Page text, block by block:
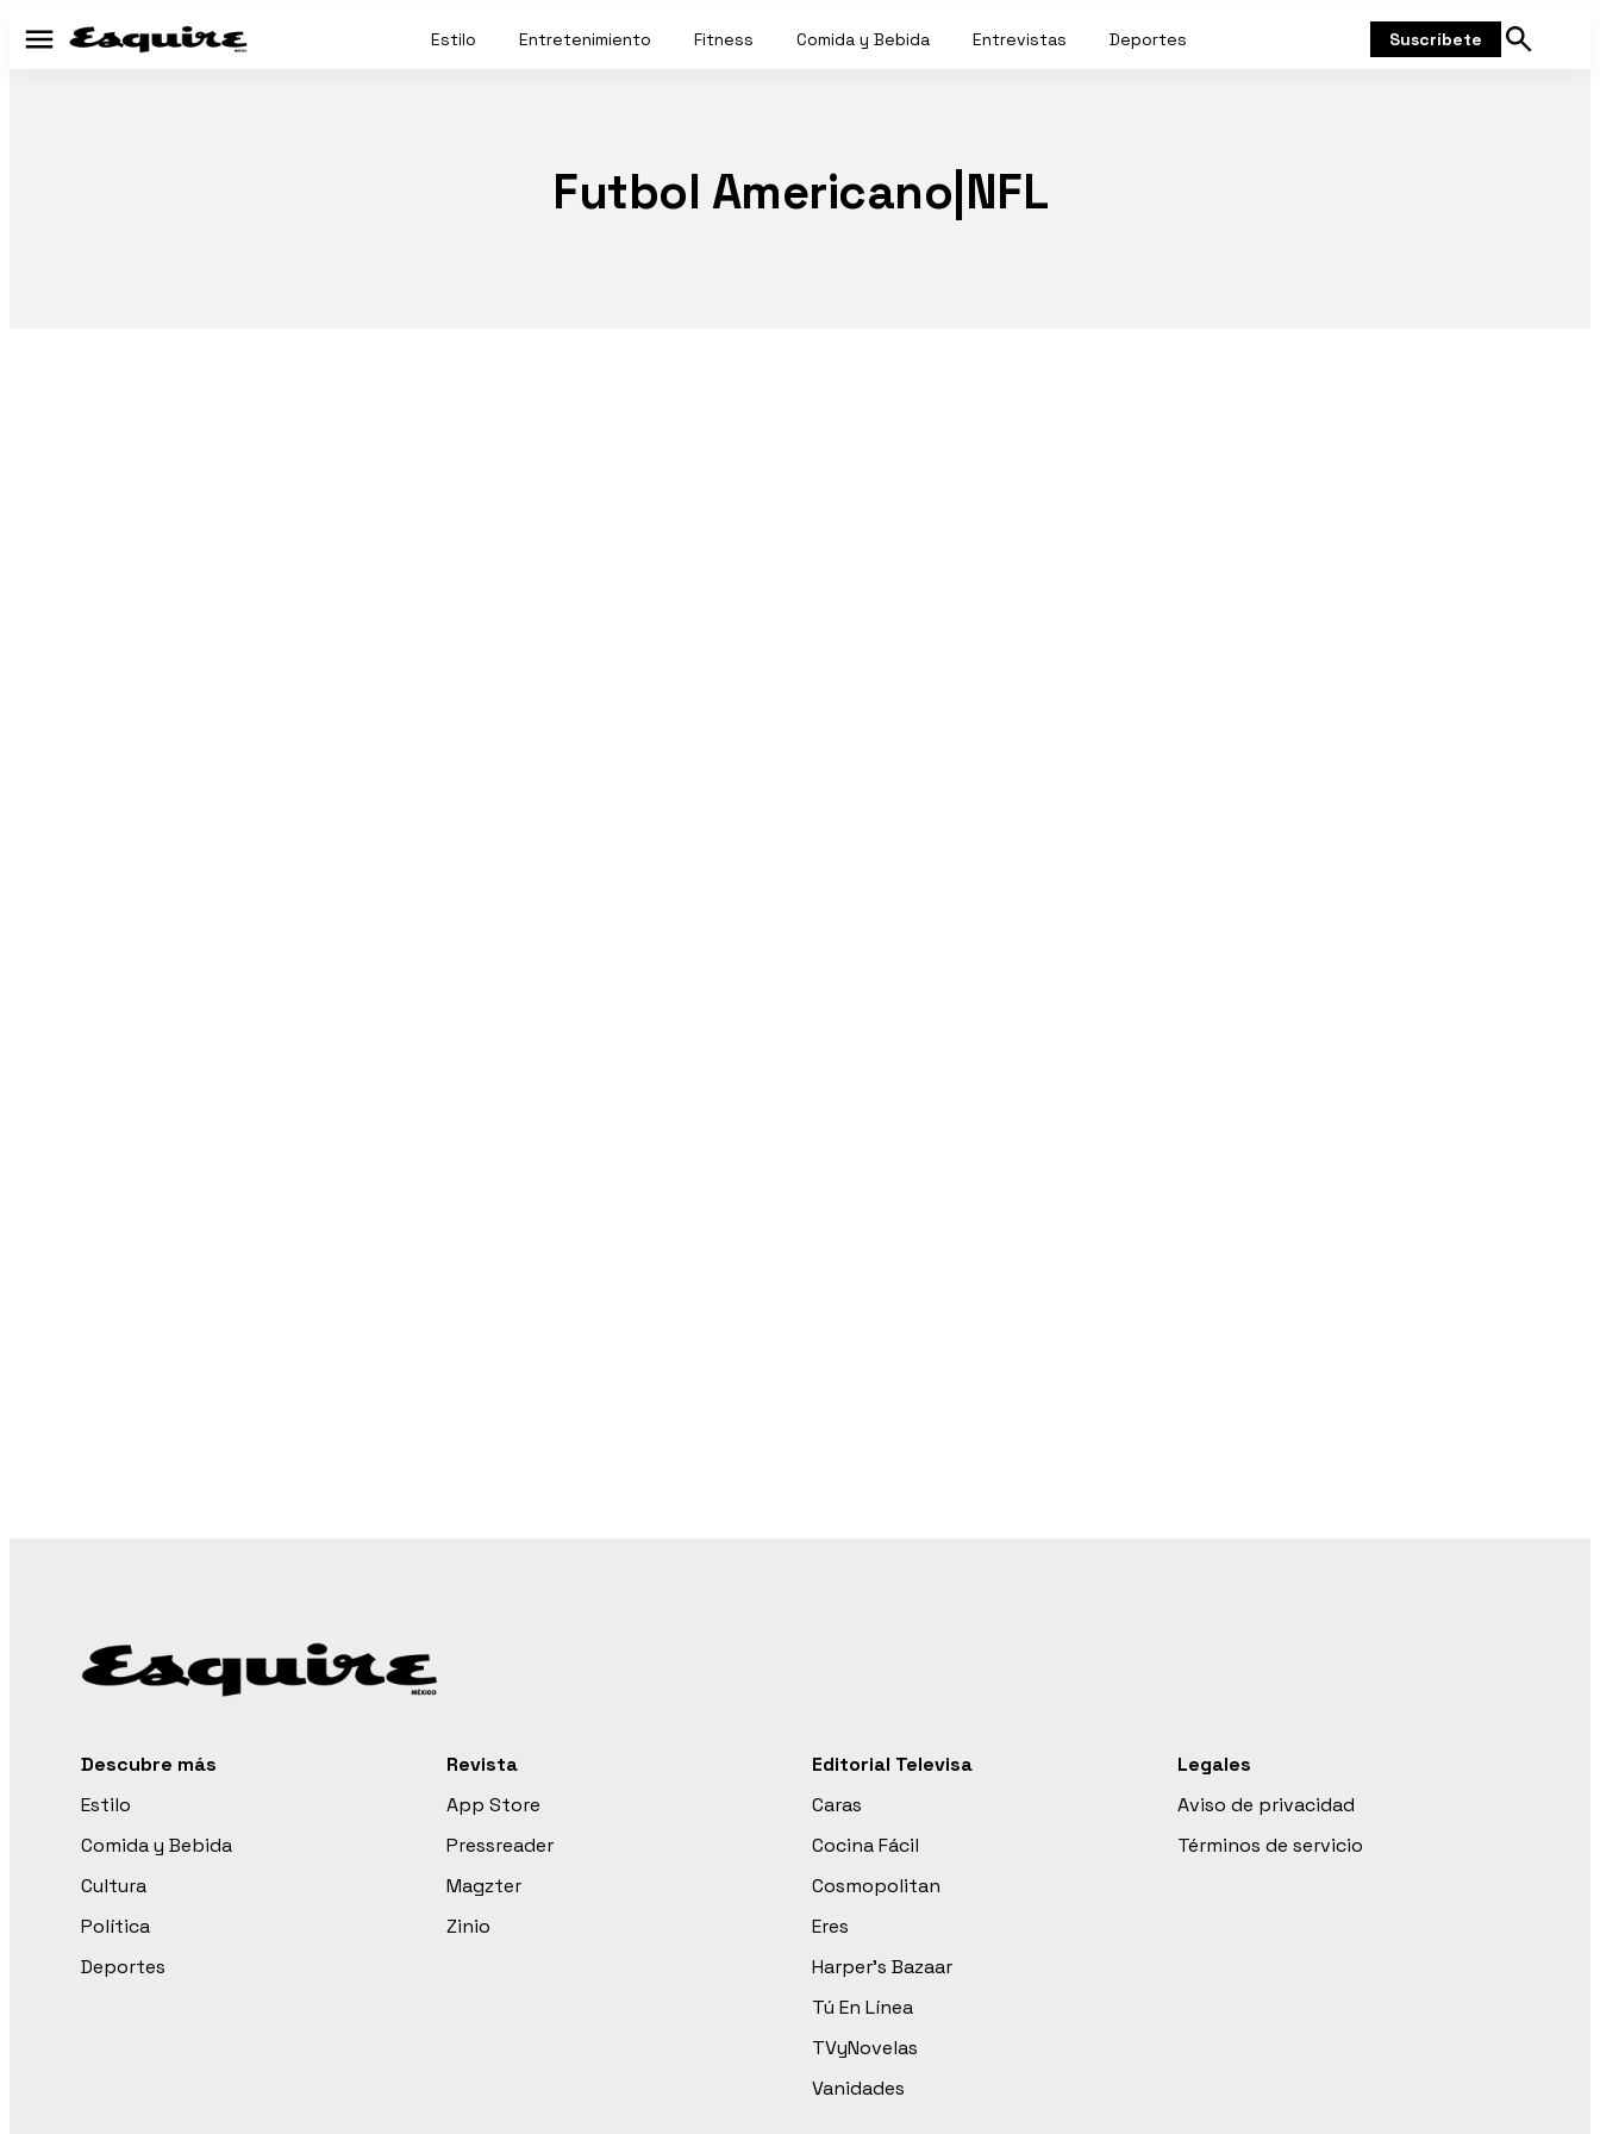
Menú Estilo Entretenimiento Fitness Comida y Bebida Entrevistas Deportes Suscríbete
Mostrar
Futbol Americano|NFL
Descubre más
Estilo
Comida y Bebida
Cultura
Política
Deportes
Revista
App Store
Pressreader
Magzter
Zinio
Editorial Televisa
Caras
Cocina Fácil
Cosmopolitan
Eres
Harper’s Bazaar
Tú En Línea
TVyNovelas
Vanidades
Legales
Aviso de privacidad
Términos de servicio